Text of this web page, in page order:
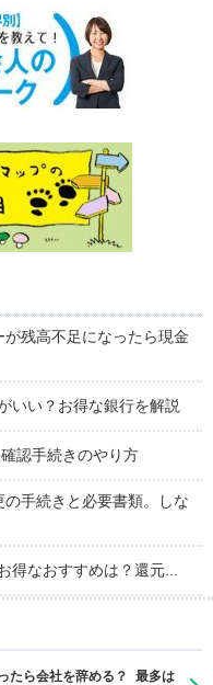
残高不足になったら現金
いい？お得な銀行を解説
認手続きのやり方
手続きと必要書類。しな
得なおすすめは？還元...
たら会社を辞める？ 最多は